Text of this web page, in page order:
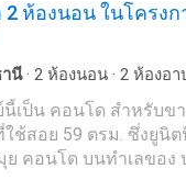
ถมองเห็นวิวพระอาทิต
ผัสความงดงามของแ
ายในยามเย็น ซึ่งถือได้
ส่ใจ และออกแบบโครง
รรมชาติได้สวยงามที่สุ
ในวิลล่า- สระว่ายน้ำแ
ห้องครัวพร้อมอุปกรณ์-
ว่ายน้ำส่วนตัว (130 ตร
มสระว่ายน้ำส่วนตัว
ของโครงการ จะขาย
ร้อมซิงค์ เตาไฟฟ้า เค
นิเจอร์บิ้วท์อิน เช่น ตู้เ
รแบ่งพื้นที่ภายในห้องค่
พักอาศัยทั้งหมด 50 ยูนิ
ห้องนอน ขนาดพื้นที่ใช้
ำนวยความสะดวกภาย
เนส- สวนพักผ่อน- ลานจ
ย 24 ชั่วโมง- CCTVก
ทางไปยังโครงการด้วย
ต้นเดินทางได้จากหน้า
ห้องนอน ในโครงก
นี · 2 ห้องนอน · 2 ห้องอา
ร้อมอุปกรณ์· ครัวแบบผ
บริการ ·สระว่ายน้ำ·เคเ
· สนามเทนนิส
เป็น คอนโด สำหรับข
ช้สอย 59 ตรม. ซึ่งยูนิ
ย คอนโด บนทำเลของ